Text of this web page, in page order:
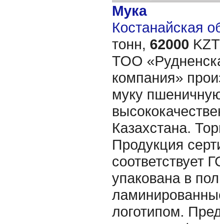
Мука
Костанайская
тонн, 62000
ТОО
компания»
муку
Казахстана.
Продукция
соответствует
упакована в
логотипом.